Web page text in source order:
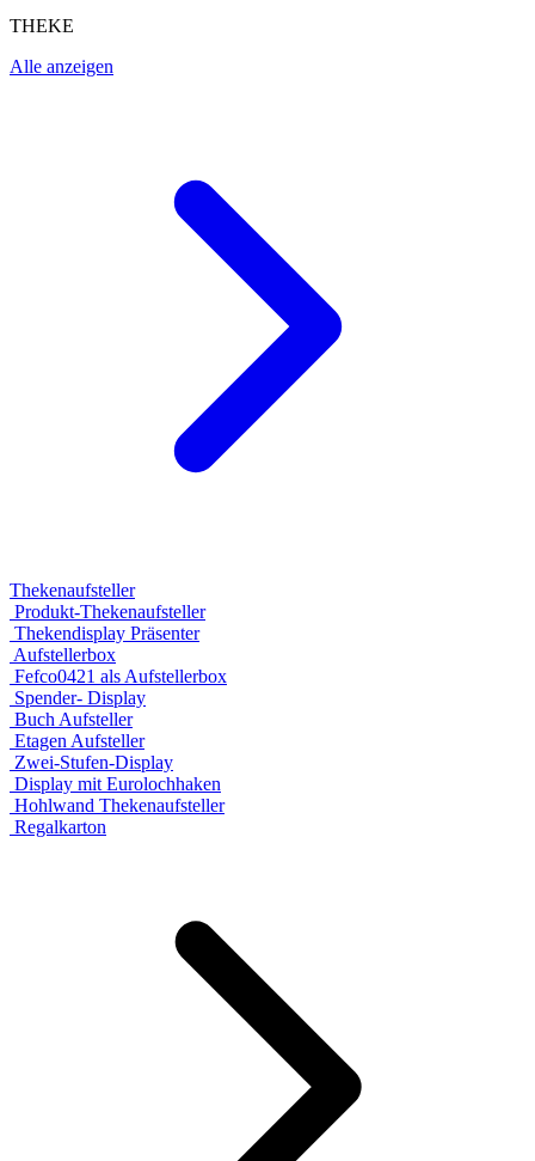
THEKE
Alle anzeigen
Thekenaufsteller
Produkt-Thekenaufsteller
Thekendisplay Präsenter
Aufstellerbox
Fefco0421 als Aufstellerbox
Spender- Display
Buch Aufsteller
Etagen Aufsteller
Zwei-Stufen-Display
Display mit Eurolochhaken
Hohlwand Thekenaufsteller
Regalkarton